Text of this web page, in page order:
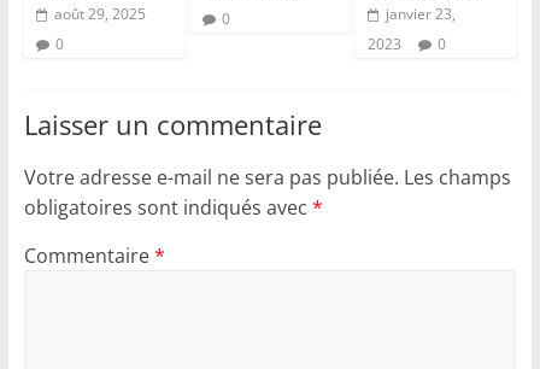
août 29, 2025
0
0
janvier 23,
2023
0
Laisser un commentaire
Votre adresse e-mail ne sera pas publiée. Les champs
obligatoires sont indiqués avec *
Commentaire*